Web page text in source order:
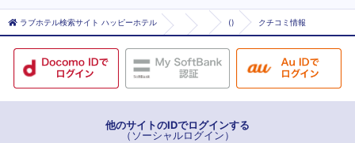
ラブホテル検索サイト ハッピーホテル () クチコミ情報
他のサイトのIDでログインする
（ソーシャルログイン）